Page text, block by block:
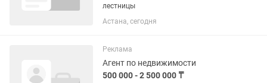
лестницы
Астана, сегодня
Реклама
Агент по недвижимости
500 000 - 2 500 000 ₸